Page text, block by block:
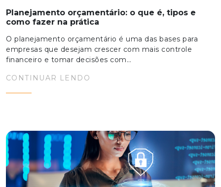
Planejamento orçamentário: o que é, tipos e
como fazer na prática
O planejamento orçamentário é uma das bases para
empresas que desejam crescer com mais controle
financeiro e tomar decisões com…
CONTINUAR LENDO